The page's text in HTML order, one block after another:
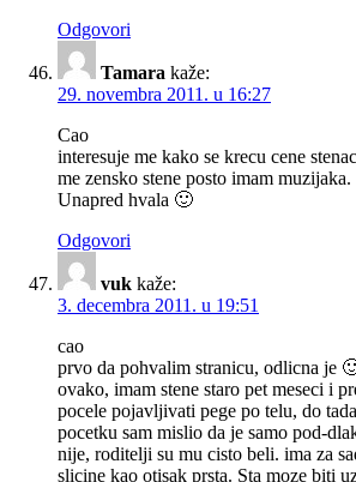
Odgovori
Tamara kaže:
29. novembra 2011. u 16:27
Cao
interesuje me kako se krecu cene
me zensko stene posto imam muzijaka.
Unapred hvala 🙂
Odgovori
vuk kaže:
3. decembra 2011. u 19:51
cao
prvo da pohvalim stranicu, odlicna je
ovako, imam stene staro pet meseci i
pocele pojavljivati pege po telu, do
pocetku sam mislio da je samo pod-
nije, roditelji su mu cisto beli. ima za
slicine kao otisak prsta. Sta moze biti